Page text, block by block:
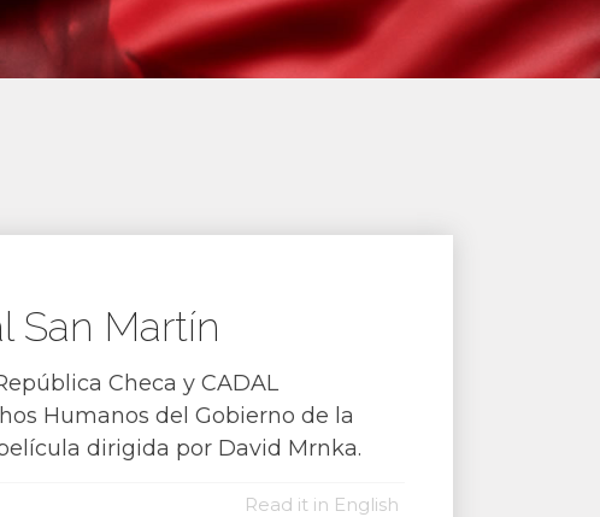
San Martín
Checa y CADAL
Humanos del Gobierno de la
dirigida por David Mrnka.
Read it in English